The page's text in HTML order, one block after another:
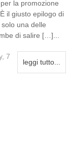
la promozione
il giusto epilogo di
una delle
di salire […]...
leggi tutto...
7